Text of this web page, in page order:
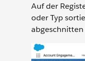
Auf der
oder Typ
abgeschnitten